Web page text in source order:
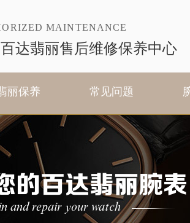
MAINTENANCE
达翡丽售后维修保养中心
丽保养 常见问题
的百达翡丽腕表
and repair your watch